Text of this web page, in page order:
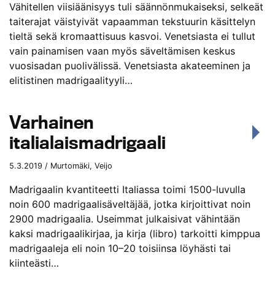
Vähitellen viisiäänisyys tuli säännönmukaiseksi, selkeät
taiterajat väistyivät vapaamman tekstuurin käsittelyn
tieltä sekä kromaattisuus kasvoi. Venetsiasta ei tullut
vain painamisen vaan myös säveltämisen keskus
vuosisadan puolivälissä. Venetsiasta akateeminen ja
elitistinen madrigaalityyli…
Varhainen
italialaismadrigaali
5.3.2019 / Murtomäki, Veijo
Madrigaalin kvantiteetti Italiassa toimi 1500-luvulla
noin 600 madrigaalisäveltäjää, jotka kirjoittivat noin
2900 madrigaalia. Useimmat julkaisivat vähintään
kaksi madrigaalikirjaa, ja kirja (libro) tarkoitti kimppua
madrigaaleja eli noin 10–20 toisiinsa löyhästi tai
kiinteästi…